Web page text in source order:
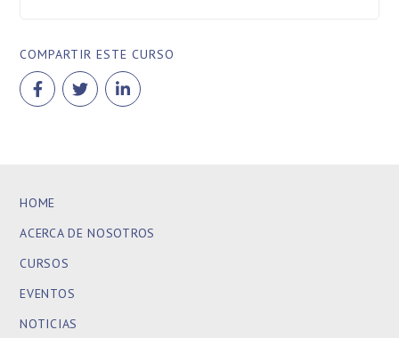
COMPARTIR ESTE CURSO
HOME
ACERCA DE NOSOTROS
CURSOS
EVENTOS
NOTICIAS